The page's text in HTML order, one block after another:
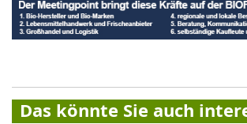
Das könnte Sie auch